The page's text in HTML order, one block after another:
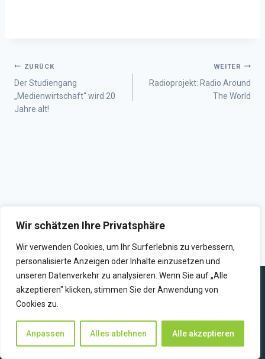
Wir schätzen Ihre Privatsphäre
Wir verwenden Cookies, um Ihr Surferlebnis zu verbessern,
personalisierte Anzeigen oder Inhalte einzusetzen und
unseren Datenverkehr zu analysieren. Wenn Sie auf „Alle
akzeptieren" klicken, stimmen Sie der Anwendung von
Cookies zu.
Anpassen Alles ablehnen Alle akzeptieren
ZURÜCK
Der Studiengang
„Medienwirtschaft“ wird 20
Jahre alt!
WEITER
Radioprojekt: Radio Around
The World